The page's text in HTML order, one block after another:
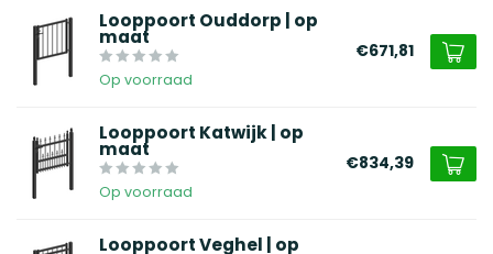
Looppoort Ouddorp | op
maat
Op voorraad
€671,81
Looppoort Katwijk | op
maat
Op voorraad
€834,39
Looppoort Veghel | op